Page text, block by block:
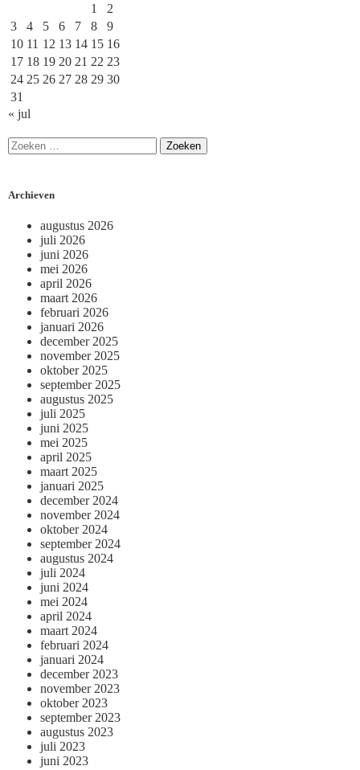
1
2
3
4 5 6 7 8
9
10 11 12 13 14 15 16
17 18 19 20 21 22 23
24 25 26 27 28 29 30
31
« jul
Archieven
augustus 2026
juli 2026
juni 2026
mei 2026
april 2026
maart 2026
februari 2026
januari 2026
december 2025
november 2025
oktober 2025
september 2025
augustus 2025
juli 2025
juni 2025
mei 2025
april 2025
maart 2025
januari 2025
december 2024
november 2024
oktober 2024
september 2024
augustus 2024
juli 2024
juni 2024
mei 2024
april 2024
maart 2024
februari 2024
januari 2024
december 2023
november 2023
oktober 2023
september 2023
augustus 2023
juli 2023
juni 2023